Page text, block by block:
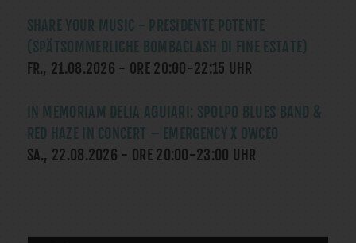
SHARE YOUR MUSIC - PRESIDENTE POTENTE
(SPÄTSOMMERLICHE BOMBACLASH DI FINE ESTATE)
FR., 21.08.2026 - ORE 20:00-22:15 UHR
IN MEMORIAM DELIA AGUIARI: SPOLPO BLUES BAND &
RED HAZE IN CONCERT – EMERGENCY X OWCEO
SA., 22.08.2026 - ORE 20:00-23:00 UHR